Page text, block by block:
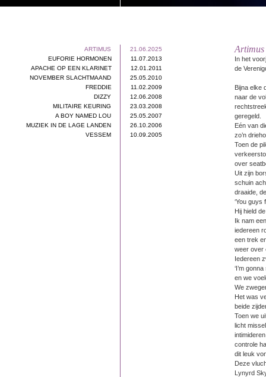
Artimus
In het
de
Bijna elke
naar de
geregeld.
Eén van
zo’n
Toen de
over
Uit zijn
schuin
draaide,
‘You guys
Hij hield
Ik nam
iedereen
een trek
weer over
Iedereen
‘I’m
en we
We
Het was
beide
Toen we
licht
controle
dit leuk
Deze
Lynyrd
ARTIMUS
21.06.2025
EUFORIE HORMONEN
11.07.2013
APACHE OP EEN KLARINET
12.01.2011
NOVEMBER SLACHTMAAND
25.05.2010
FREDDIE
11.02.2009
DIZZY
12.06.2008
MILITAIRE KEURING
23.03.2008
A BOY NAMED LOU
25.05.2007
MUZIEK IN DE LAGE LANDEN
26.10.2006
VESSEM
10.09.2005